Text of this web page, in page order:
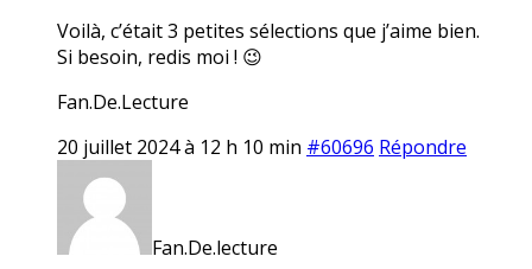
Voilà, c’était 3 petites sélections que j’aime bien.
Si besoin, redis moi ! 😉
Fan.De.Lecture
20 juillet 2024 à 12 h 10 min #60696 Répondre
Fan.De.lecture